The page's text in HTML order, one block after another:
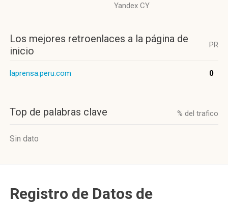
Yandex CY
Los mejores retroenlaces a la página de
inicio
PR
laprensa.peru.com 0
Top de palabras clave % del trafico
Sin dato
Registro de Datos de